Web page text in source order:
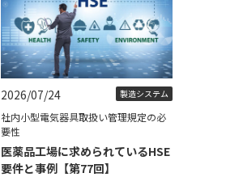
2026/07/24 製造システム
社内小型電気器具取扱い管理規定の必
要性
医薬品工場に求められているHSE
要件と事例【第77回】